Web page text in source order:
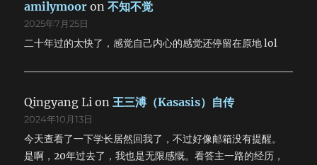
amilymoor on不知不觉
2025年7月25日
二十年过的太快了，感觉自己内心的感觉还停留在原地 lol
Qingyang Li on 王三溥（Kasasis）自传
2024年10月13日
今天查看了一下学长居然回我了，不过好像邮箱没有提醒。
是啊，20年过去了，我也是无限感慨。看答主一路的经历，